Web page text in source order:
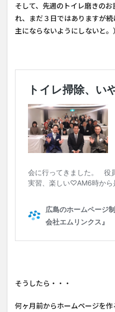
そして、先週のトイレ磨きの
れ、まだ３日ではありますが
主にならないようにしないと。）
そうしたら・・・
何ヶ月前からホームページを